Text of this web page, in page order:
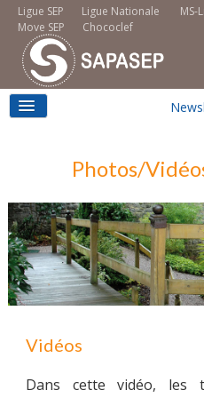
Ligue Nationale MS-
Ligue SEP
Move SEP
Chococlef
LOGEMENT
MOVE SEP
EMPLOI
Photos/
Vidéos
Dans cette vidéo, les